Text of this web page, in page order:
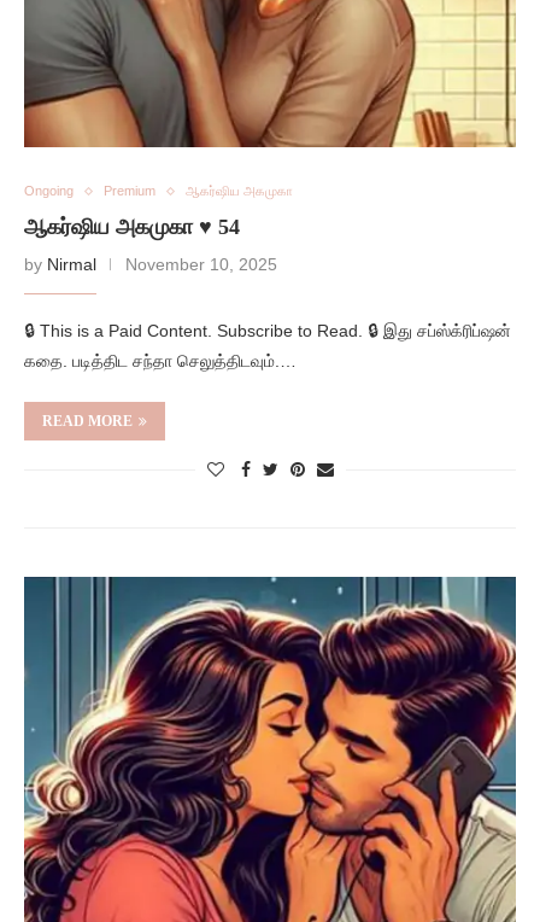
Ongoing Premium ஆகர்ஷிய அகமுகா
ஆகர்ஷிய அகமுகா ♥️ 54
by Nirmal November 10, 2025
🔒 This is a Paid Content. Subscribe to Read. 🔒 இது சப்ஸ்க்ரிப்ஷன்
கதை. படித்திட சந்தா செலுத்திடவும்.…
READ MORE